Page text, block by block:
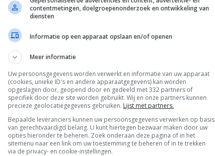
contentmetingen, doelgroepenonderzoek en ontwikkeling van
diensten
Informatie op een apparaat opslaan en/of openen
Meer informatie
Uw persoonsgegevens worden verwerkt en informatie van uw apparaat
(cookies, unieke ID's en andere apparaatgegevens) kan worden
opgeslagen door, geopend door en gedeeld met 332 partners of
specifiek door deze site worden gebruikt. Wij en onze partners kunnen
precieze geolocatiegegevens gebruiken. Lijst met partners.
Bepaalde leveranciers kunnen uw persoonsgegevens verwerken op basis
van gerechtvaardigd belang. U kunt hiertegen bezwaar maken door uw
opties hieronder te beheren. Zoek onderaan deze pagina of in het
sitemenu naar een link om uw toestemming te beheren of in te trekken
via de privacy- en cookie-instellingen.